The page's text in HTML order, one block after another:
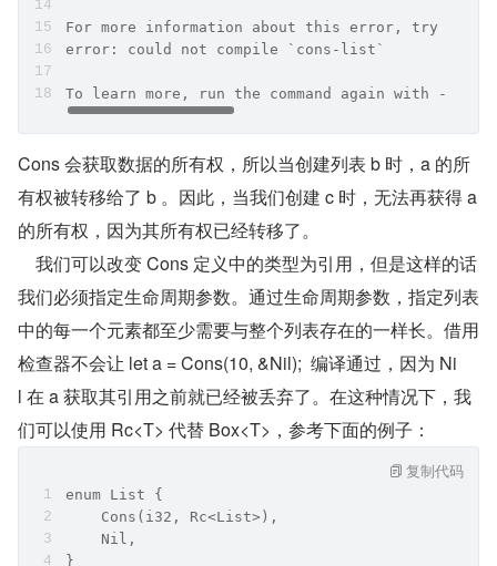
For more information about this error, try
error: could not compile `cons-list`
To learn more, run the command again with --
Cons 会获取数据的所有权，所以当创建列表 b 时，a 的所
有权被转移给了 b 。因此，当我们创建 c 时，无法再获得 a
的所有权，因为其所有权已经转移了。
我们必须指定生命周期参数。通过生命周期参数，指定列表
中的每一个元素都至少需要与整个列表存在的一样长。借用
检查器不会让 let a = Cons(10, &Nil);  编译通过，因为 Ni
l 在 a 获取其引用之前就已经被丢弃了。在这种情况下，我
们可以使用 Rc<T> 代替 Box<T>，参考下面的例子：
enum List {
    Cons(i32, Rc<List>),
    Nil,
}
复制代码